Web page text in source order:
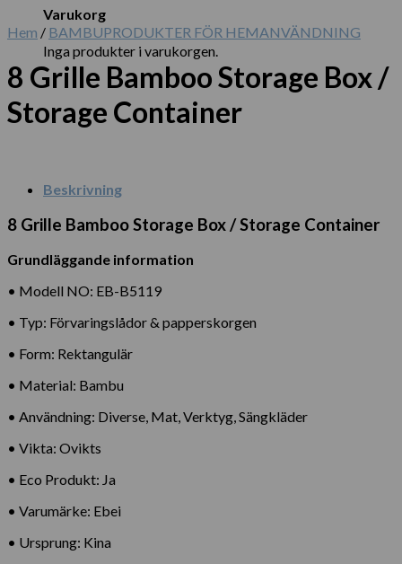
Varukorg
Inga produkter i varukorgen.
Hem / BAMBUPRODUKTER FÖR HEMANVÄNDNING
8 Grille Bamboo Storage Box /
Storage Container
Beskrivning
8 Grille Bamboo Storage Box / Storage Container
Grundläggande information
• Modell NO: EB-B5119
• Typ: Förvaringslådor & papperskorgen
• Form: Rektangulär
• Material: Bambu
• Användning: Diverse, Mat, Verktyg, Sängkläder
• Vikta: Ovikts
• Eco Produkt: Ja
• Varumärke: Ebei
• Ursprung: Kina